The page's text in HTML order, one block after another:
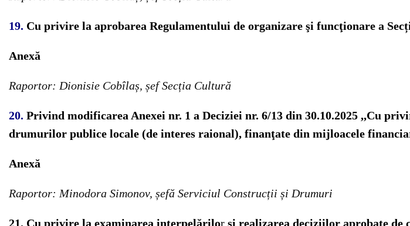
19. Cu privire la aprobarea Regulamentului de organizare şi funcţionare a
Anexă
Raportor: Dionisie Cobîlaș, șef Secția Cultură
20. Privind modificarea Anexei nr. 1 a Deciziei nr. 6/13 din 30.10.2025 ,,Cu
drumurilor publice locale (de interes raional), finanţate din mijloacele
Anexă
Raportor: Minodora Simonov, șefă Serviciul Construcții și Drumuri
21. Cu privire la examinarea interpelărilor și realizarea deciziilor aprobate de